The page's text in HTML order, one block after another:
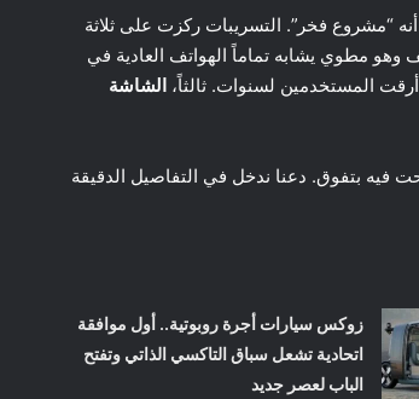
“مشروع فخر”. التسريبات ركزت على ثلاثة
وهو مطوي يشابه تماماً الهواتف العادية في
المستخدمين لسنوات. ثالثاً، الشاشة
فيه بتفوق. دعنا ندخل في التفاصيل الدقيقة
زوكس سيارات أجرة روبوتية.. أول موافقة
اتحادية تشعل سباق التاكسي الذاتي وتفتح
الباب لعصر جديد